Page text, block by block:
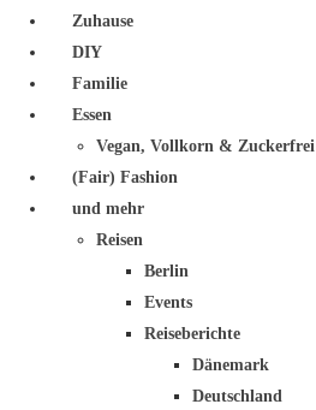
Zuhause
DIY
Familie
Essen
Vegan, Vollkorn & Zuckerfrei
(Fair) Fashion
und mehr
Reisen
Berlin
Events
Reiseberichte
Dänemark
Deutschland